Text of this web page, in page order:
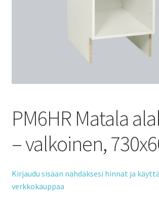
PM6HR Matala
– valkoinen,
Kirjaudu sisään nähdäksesi hinnat ja
verkkokauppaa